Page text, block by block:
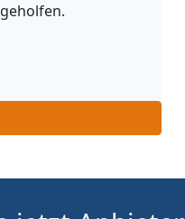
geholfen.